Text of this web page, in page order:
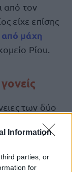
Information
parties, or
for
από τον
είχε επίσης
μάχη
Ρίου.
των δύο
των
να
ευκαιρία για